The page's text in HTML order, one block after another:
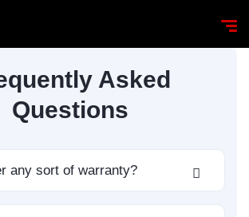
Asked
Questions
any sort of warranty?